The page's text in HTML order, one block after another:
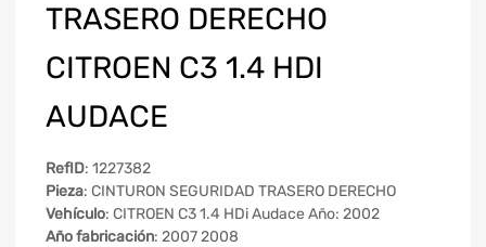
TRASERO DERECHO
CITROEN C3 1.4 HDI
AUDACE
RefID: 1227382
Pieza: CINTURON SEGURIDAD TRASERO DERECHO
Vehículo: CITROEN C3 1.4 HDi Audace Año: 2002
Año fabricación: 2007 2008